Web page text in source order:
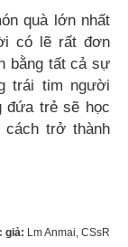
quà lớn nhất
có lẽ rất đơn
bằng tất cả sự
trái tim người
đứa trẻ sẽ học
trở thành
giả: Lm Anmai, CSsR